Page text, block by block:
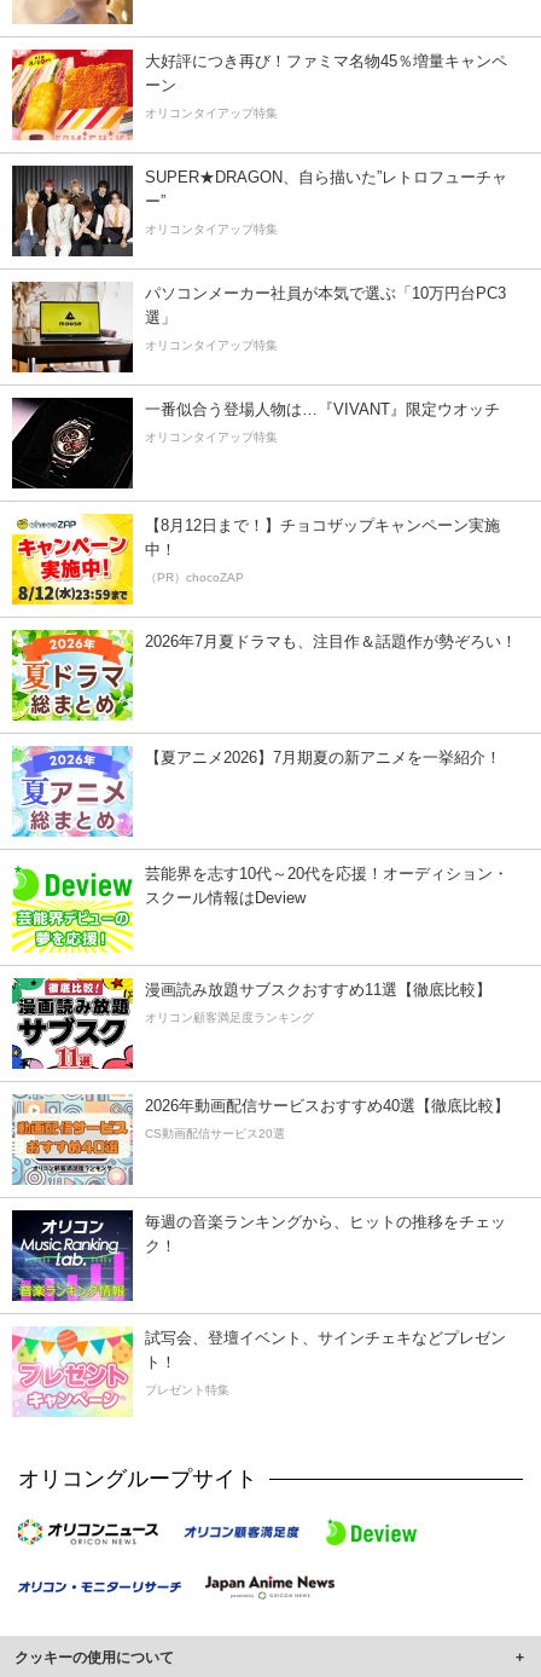
大好評につき再び！ファミマ名物45％増量キャンペ
ーン
オリコンタイアップ特集
SUPER★DRAGON、自ら描いた”レトロフューチャ
ー”
オリコンタイアップ特集
パソコンメーカー社員が本気で選ぶ「10万円台PC3
選」
オリコンタイアップ特集
一番似合う登場人物は…『VIVANT』限定ウオッチ
オリコンタイアップ特集
【8月12日まで！】チョコザップキャンペーン実施
中！
（PR）chocoZAP
2026年7月夏ドラマも、注目作＆話題作が勢ぞろい！
【夏アニメ2026】7月期夏の新アニメを一挙紹介！
芸能界を志す10代～20代を応援！オーディション・
スクール情報はDeview
漫画読み放題サブスクおすすめ11選【徹底比較】
オリコン顧客満足度ランキング
2026年動画配信サービスおすすめ40選【徹底比較】
CS動画配信サービス20選
毎週の音楽ランキングから、ヒットの推移をチェッ
ク！
試写会、登壇イベント、サインチェキなどプレゼン
ト！
プレゼント特集
オリコングループサイト
クッキーの使用について